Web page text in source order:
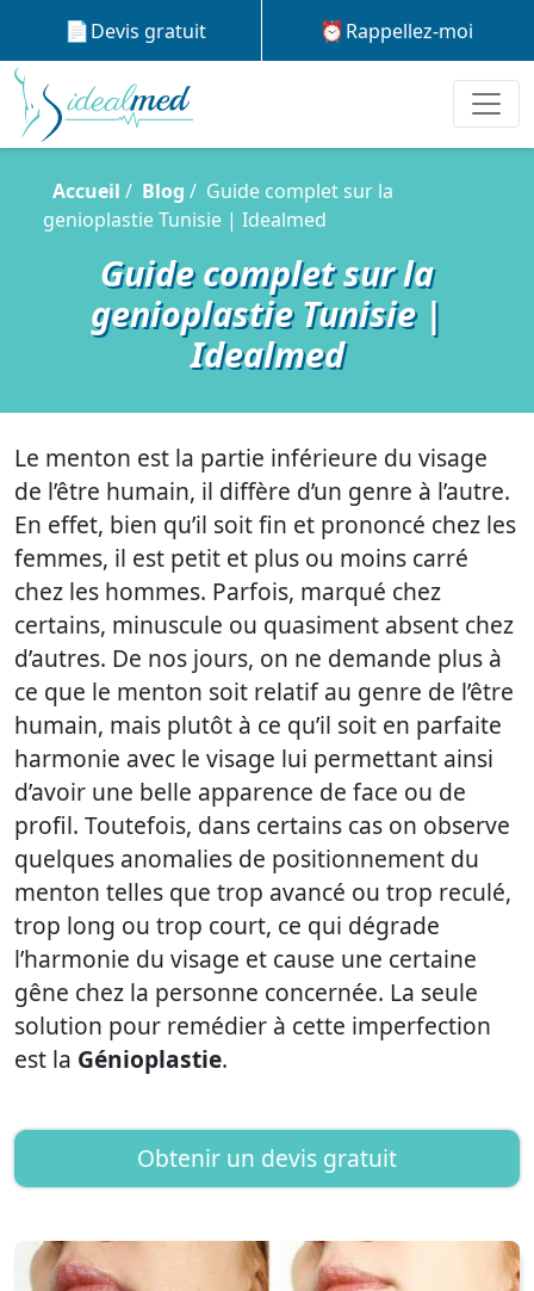
Devis gratuit Rappellez-moi
Accueil Blog
Guide complet sur la
genioplastie Tunisie | Idealmed
Guide complet sur la
genioplastie Tunisie |
Idealmed
Le menton est la partie inférieure du visage
de l’être humain, il diffère d’un genre à l’autre.
En effet, bien qu’il soit fin et prononcé chez les
femmes, il est petit et plus ou moins carré
chez les hommes. Parfois, marqué chez
certains, minuscule ou quasiment absent chez
d’autres. De nos jours, on ne demande plus à
ce que le menton soit relatif au genre de l’être
humain, mais plutôt à ce qu’il soit en parfaite
harmonie avec le visage lui permettant ainsi
d’avoir une belle apparence de face ou de
profil. Toutefois, dans certains cas on observe
quelques anomalies de positionnement du
menton telles que trop avancé ou trop reculé,
trop long ou trop court, ce qui dégrade
l’harmonie du visage et cause une certaine
gêne chez la personne concernée. La seule
solution pour remédier à cette imperfection
est la Génioplastie.
Obtenir un devis gratuit